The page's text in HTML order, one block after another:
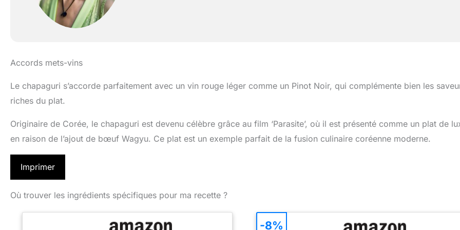
Accords mets-vins
Le chapaguri s’accorde parfaitement avec un vin rouge léger comme un Pinot Noir, qui complémente bien les
riches du plat.
Originaire de Corée, le chapaguri est devenu célèbre grâce au film ‘Parasite’, où il est présenté comme un plat de
en raison de l’ajout de bœuf Wagyu. Ce plat est un exemple parfait de la fusion culinaire coréenne moderne.
Imprimer
Où trouver les ingrédients spécifiques pour ma recette ?
-8%